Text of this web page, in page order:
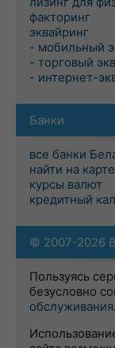
факторинг
эквайринг
- мобильный
- торговый
- интернет-
Банки
все банки
найти на карте
курсы валют
кредитный
© 2007-2026
Пользуясь
безусловно
обслуживания.